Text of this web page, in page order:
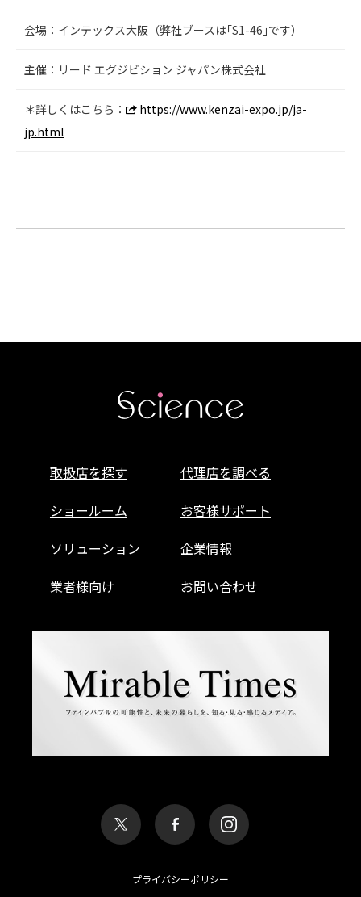
会場：インテックス大阪（弊社ブースは｢S1-46｣です）
主催：リード エグジビション ジャパン株式会社
＊詳しくはこちら：
https://www.kenzai-expo.jp/ja-
jp.html
取扱店を探す
代理店を調べる
ショールーム
お客様サポート
ソリューション
企業情報
業者様向け
お問い合わせ
プライバシーポリシー